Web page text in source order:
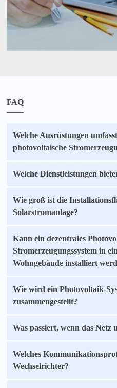
FAQ
Welche Ausrüstungen
photovoltaische
Welche Dienstleistungen
Wie groß ist die
Solarstromanlage?
Kann ein dezentrales
Stromerzeugungssystem in
Wohngebäude installiert
Wie wird ein Photovoltaik-
zusammengestellt?
Was passiert, wenn das Netz
Welches
Wechselrichter?